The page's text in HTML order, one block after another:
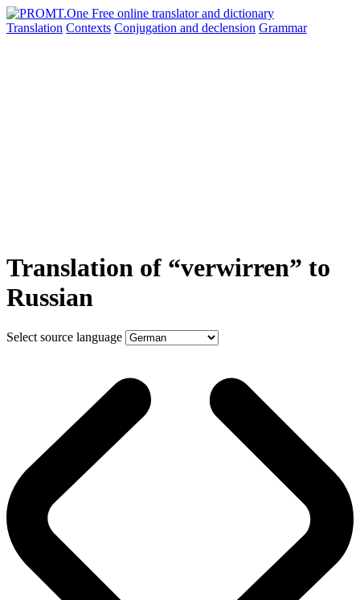
Translation Contexts Conjugation and declension Grammar
Translation of “verwirren” to
Russian
Select source language